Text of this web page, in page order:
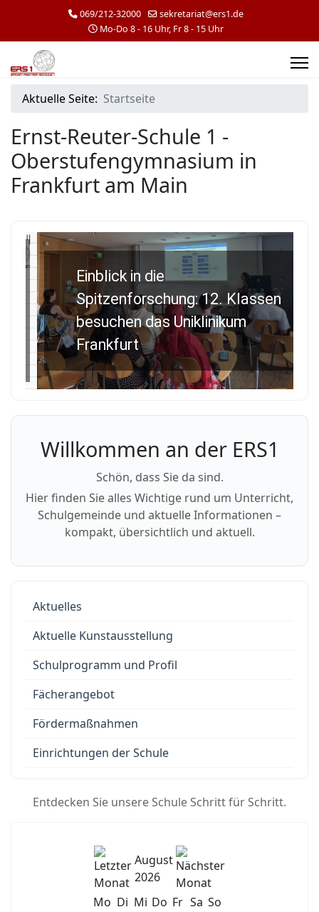
069/212-32000
sekretariat@ers1.de
Mo-Do 8 - 16 Uhr, Fr 8 - 15 Uhr
Aktuelle Seite: Startseite
Ernst-Reuter-Schule 1 -
Oberstufengymnasium in
Frankfurt am Main
Einblick in die
Spitzenforschung: 12. Klassen
besuchen das Uniklinikum
Frankfurt
Willkommen an der ERS1
Schön, dass Sie da sind.
Hier finden Sie alles Wichtige rund um Unterricht,
Schulgemeinde und aktuelle Informationen –
kompakt, übersichtlich und aktuell.
Aktuelles
Aktuelle Kunstausstellung
Schulprogramm und Profil
Fächerangebot
Fördermaßnahmen
Einrichtungen der Schule
Entdecken Sie unsere Schule Schritt für Schritt.
August
2026
Mo Di Mi Do Fr Sa So